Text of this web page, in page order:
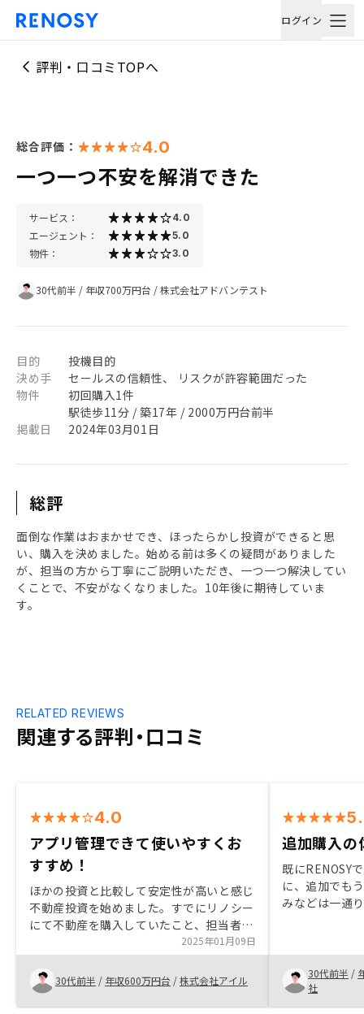
ログイン
評判・口コミTOPへ
総合評価： 4.0
一つ一つ不安を解消できた
サービス： 4.0
エージェント： 5.0
物件： 3.0
30代前半 / 年収700万円台 /株式会社アドバンテスト
目的
投機目的
決め手
セールスの信頼性、 リスクが許容範囲だった
物件
初回購入1件
駅徒歩11分 / 築17年 / 2000万円台前半
掲載日
2024年03月01日
総評
面倒な作業はおまかせでき、ほったらかし投資ができると思
い、購入を決めました。始める前は多くの疑問がありました
が、担当の方から丁寧にご説明いただき、一つ一つ解決してい
くことで、不安がなくなりました。10年後に期待していま
す。
関連する評判・口コミ
RELATED REVIEWS
4.0
アプリ管理できて使いやすくお
すすめ！
ほかの投資と比較して安定性が高いと感じ
不動産投資を始めました。すでにリノシー
にて不動産を購入していたこと、担当者
様、物件が適していたため追加購入致しま
した。アプリ管理などもできるため購入後
も状況や経緯把握しやすいため満足してい
ます。特になし
2025年01月09日
30代前半 / 年収600万円台 /株式会社アイル
追加購入の
既にRENOSY
に、追加でも
みなどは一通
ればと思い、
で基本管理で
体制もしっか
などはないか
30代前半 /
社